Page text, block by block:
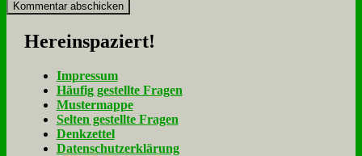
Her­ein­spa­ziert!
Im­pres­sum
Häu­fig ge­stell­te Fra­gen
Mu­ster­map­pe
Sel­ten ge­stell­te Fra­gen
Denk­zet­tel
Da­ten­schutz­er­klä­rung